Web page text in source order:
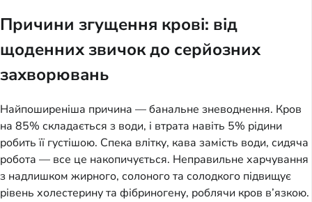
Причини згущення крові: від
щоденних звичок до серйозних
захворювань
Найпоширеніша причина — банальне зневоднення. Кров
на 85% складається з води, і втрата навіть 5% рідини
робить її густішою. Спека влітку, кава замість води, сидяча
робота — все це накопичується. Неправильне харчування
з надлишком жирного, солоного та солодкого підвищує
рівень холестерину та фібриногену, роблячи кров в’язкою.